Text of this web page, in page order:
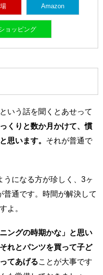
Amazon
ョッピング
いう話を聞くとあせって
くりと数か月かけて、慣
思います。 それが普通で
になる方が珍しく、3ヶ
普通です。時間が解決して
よ。
ングの時期かな」と思い
れとパンツを買って子ど
てあげることが大事です